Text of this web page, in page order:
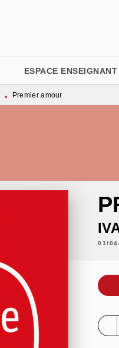
ESPACE ENSEIGNANT
• Premier amour
01/